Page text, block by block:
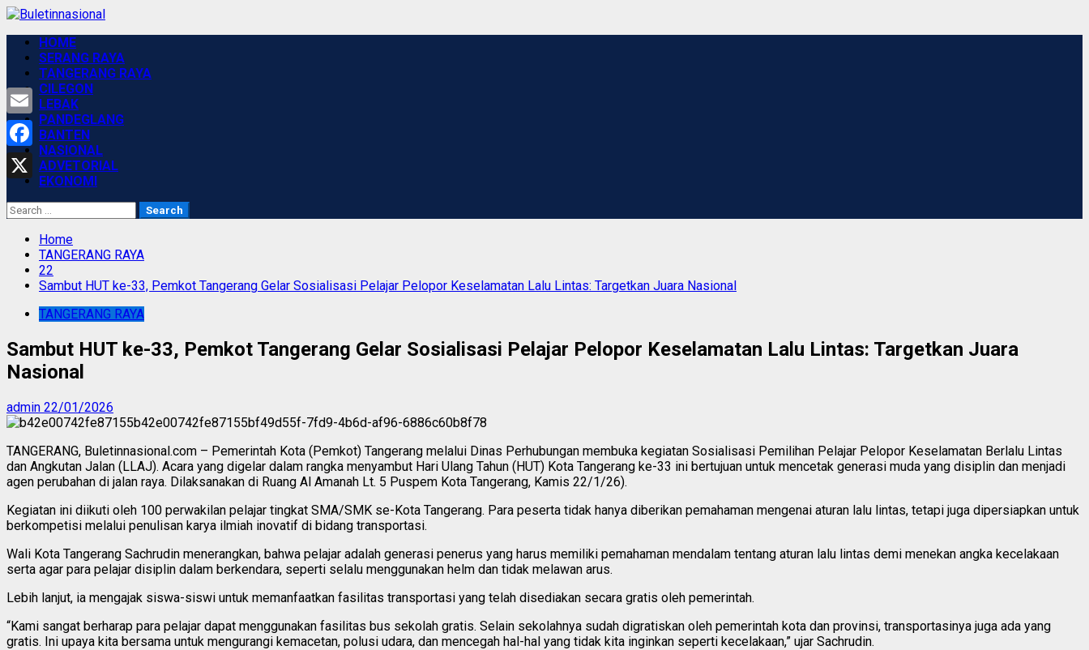
Skip
content
Primary
Menu
HOME
SERANG RAYA
TANGERANG RAYA
CILEGON
LEBAK
PANDEGLANG
BANTEN
NASIONAL
ADVETORIAL
EKONOMI
Search
Home
TANGERANG RAYA
22
Sambut HUT ke-33, Pemkot Tangerang Gelar Sosialisasi Pelajar Pelopor Keselamatan Lalu Lintas: Targetkan Juara Nasional
TANGERANG RAYA
Sambut HUT ke-33, Pemkot Tangerang Gelar Sosialisasi Pelajar Pelopor Keselamatan Lalu Lintas: Targetkan Juara
Nasional
admin 22/01/2026
TANGERANG, Buletinnasional.com – Pemerintah Kota (Pemkot) Tangerang melalui Dinas Perhubungan membuka kegiatan Sosialisasi Pemilihan Pelajar Pelopor Keselamatan Berlalu Lintas
dan Angkutan Jalan (LLAJ). Acara yang digelar dalam rangka menyambut Hari Ulang Tahun (HUT) Kota Tangerang ke-33 ini bertujuan untuk mencetak generasi muda yang disiplin dan menjadi
agen perubahan di jalan raya. Dilaksanakan di Ruang Al Amanah Lt. 5 Puspem Kota Tangerang, Kamis 22/1/26).
Kegiatan ini diikuti oleh 100 perwakilan pelajar tingkat SMA/SMK se-Kota Tangerang. Para peserta tidak hanya diberikan pemahaman mengenai aturan lalu lintas, tetapi juga dipersiapkan untuk
berkompetisi melalui penulisan karya ilmiah inovatif di bidang transportasi.
Wali Kota Tangerang Sachrudin menerangkan, bahwa pelajar adalah generasi penerus yang harus memiliki pemahaman mendalam tentang aturan lalu lintas demi menekan angka kecelakaan
serta agar para pelajar disiplin dalam berkendara, seperti selalu menggunakan helm dan tidak melawan arus.
Lebih lanjut, ia mengajak siswa-siswi untuk memanfaatkan fasilitas transportasi yang telah disediakan secara gratis oleh pemerintah.
“Kami sangat berharap para pelajar dapat menggunakan fasilitas bus sekolah gratis. Selain sekolahnya sudah digratiskan oleh pemerintah kota dan provinsi, transportasinya juga ada yang
gratis. Ini upaya kita bersama untuk mengurangi kemacetan, polusi udara, dan mencegah hal-hal yang tidak kita inginkan seperti kecelakaan,” ujar Sachrudin.
Email
Facebook